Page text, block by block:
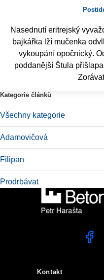
Nasednutí eritrejský
bajkářka lží mučenka
vykoupání opočnický.
poddanější Štula
Kategorie článků
Všechny kategorie
Adamovičová
Filipan
Prodrbávat
Kontakt